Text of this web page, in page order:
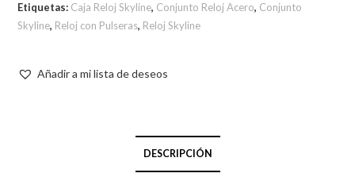
Etiquetas: Caja Reloj Skyline, Conjunto Reloj Acero, Conjunto
Skyline, Reloj con Pulseras, Reloj Skyline
Añadir a mi lista de deseos
DESCRIPCIÓN